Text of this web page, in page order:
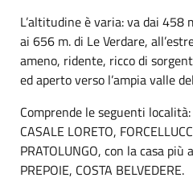
L’altitudine è varia: va dai 458
ai 656 m. di Le Verdare,
ameno, ridente, ricco di
ed aperto verso l’ampia valle
Comprende le seguenti località:
CASALE LORETO,
PRATOLUNGO, con la casa
PREPOIE, COSTA BELVEDERE.